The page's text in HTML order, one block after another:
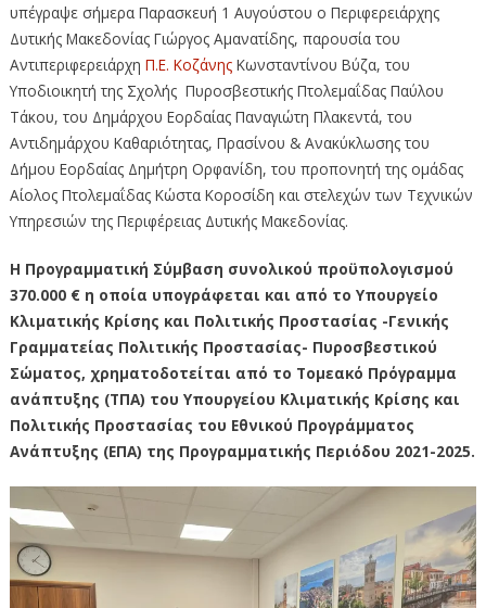
υπέγραψε σήμερα Παρασκευή 1 Αυγούστου ο Περιφερειάρχης
Δυτικής Μακεδονίας Γιώργος Αμανατίδης, παρουσία του
Αντιπεριφερειάρχη Π.Ε. ΚοζάνηςΚωνσταντίνου Βύζα, του
Υποδιοικητή της Σχολής Πυροσβεστικής Πτολεμαΐδας Παύλου
Τάκου, του Δημάρχου Εορδαίας Παναγιώτη Πλακεντά, του
Αντιδημάρχου Καθαριότητας, Πρασίνου & Ανακύκλωσης του
Δήμου Εορδαίας Δημήτρη Ορφανίδη, του προπονητή της ομάδας
Αίολος Πτολεμαΐδας Κώστα Κοροσίδη και στελεχών των Τεχνικών
Υπηρεσιών της Περιφέρειας Δυτικής Μακεδονίας.
Η Προγραμματική Σύμβαση συνολικού προϋπολογισμού
370.000 € η οποία υπογράφεται και από το Υπουργείο
Κλιματικής Κρίσης και Πολιτικής Προστασίας -Γενικής
Γραμματείας Πολιτικής Προστασίας- Πυροσβεστικού
Σώματος, χρηματοδοτείται από το Τομεακό Πρόγραμμα
ανάπτυξης (ΤΠΑ) του Υπουργείου Κλιματικής Κρίσης και
Πολιτικής Προστασίας του Εθνικού Προγράμματος
Ανάπτυξης (ΕΠΑ) της Προγραμματικής Περιόδου 2021-2025.